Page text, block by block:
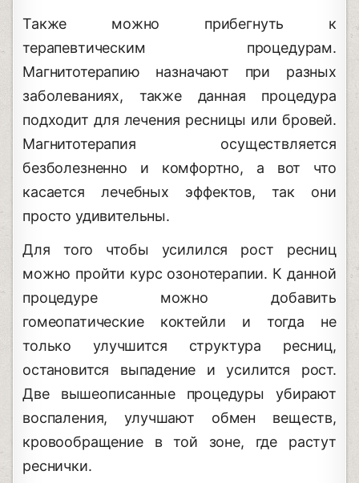
Также можно прибегнуть к
терапевтическим процедурам.
Магнитотерапию назначают при разных
заболеваниях, также данная процедура
подходит для лечения ресницы или бровей.
Магнитотерапия осуществляется
безболезненно и комфортно, а вот что
касается лечебных эффектов, так они
просто удивительны.
Для того чтобы усилился рост ресниц
можно пройти курс озонотерапии. К данной
процедуре можно добавить
гомеопатические коктейли и тогда не
только улучшится структура ресниц,
остановится выпадение и усилится рост.
Две вышеописанные процедуры убирают
воспаления, улучшают обмен веществ,
кровообращение в той зоне, где растут
реснички.